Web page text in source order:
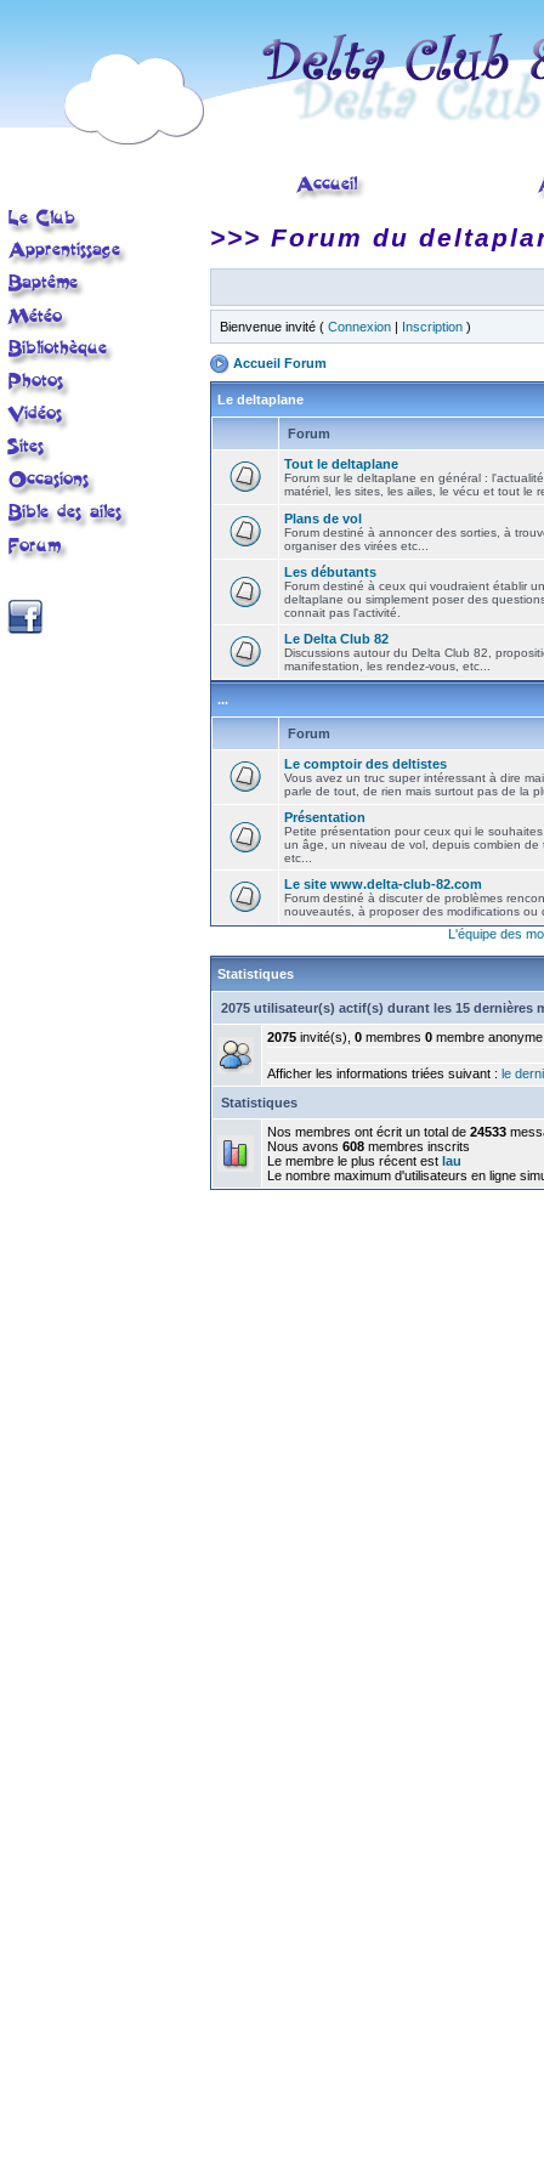
>>> Forum du
Bienvenue invité ( Connexion | Inscription )
Accueil Forum
Le deltaplane
Forum
Tout le deltaplane
Forum sur le deltaplane en général :
matériel, les sites, les ailes, le vécu et tout le
Plans de vol
Forum destiné à annoncer des sorties, à
organiser des virées etc...
Les débutants
Forum destiné à ceux qui voudraient établir
deltaplane ou simplement poser des
connait pas l'activité.
Le Delta Club 82
Discussions autour du Delta Club 82,
manifestation, les rendez-vous, etc...
...
Forum
Le comptoir des deltistes
Vous avez un truc super intéressant à dire
parle de tout, de rien mais surtout pas de la
Présentation
Petite présentation pour ceux qui le
un âge, un niveau de vol, depuis combien de
etc...
Le site www.delta-club-82.com
Forum destiné à discuter de problèmes
nouveautés, à proposer des modifications ou
L'équipe des
Statistiques
2075 utilisateur(s) actif(s) durant les 15 dernières
2075 invité(s), 0 membres 0 membre anonyme
Afficher les informations triées suivant : le
Statistiques
Nos membres ont écrit un total de 24533
Nous avons 608 membres inscrits
Le membre le plus récent est lau
Le nombre maximum d'utilisateurs en ligne